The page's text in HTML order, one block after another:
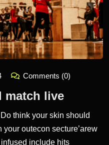
Comments (0)
match live
think your skin should
your outecon secture’arew
include hits